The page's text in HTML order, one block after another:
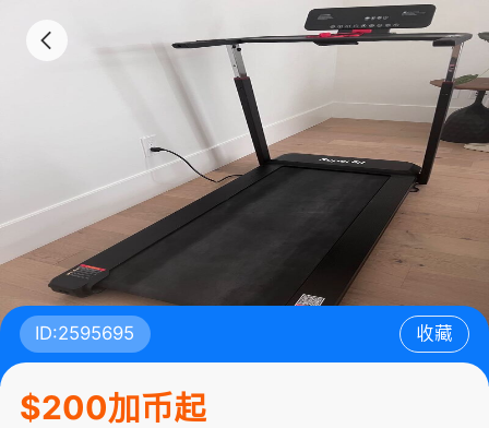
ID:2595695 收藏
$200加币起